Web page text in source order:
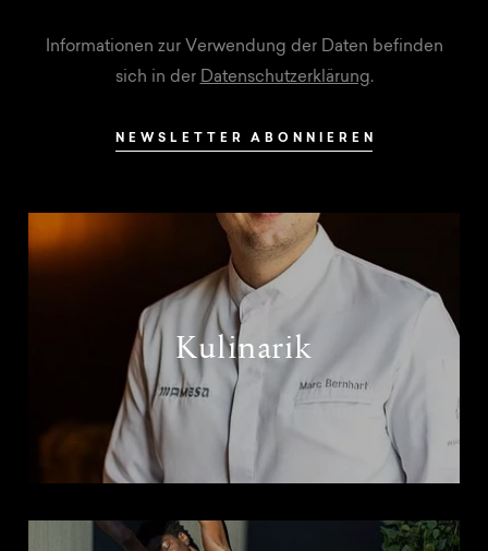
Kulinarik
Informationen zur Verwendung der Daten befinden
sich in der Datenschutzerklärung.
NEWSLETTER ABONNIEREN